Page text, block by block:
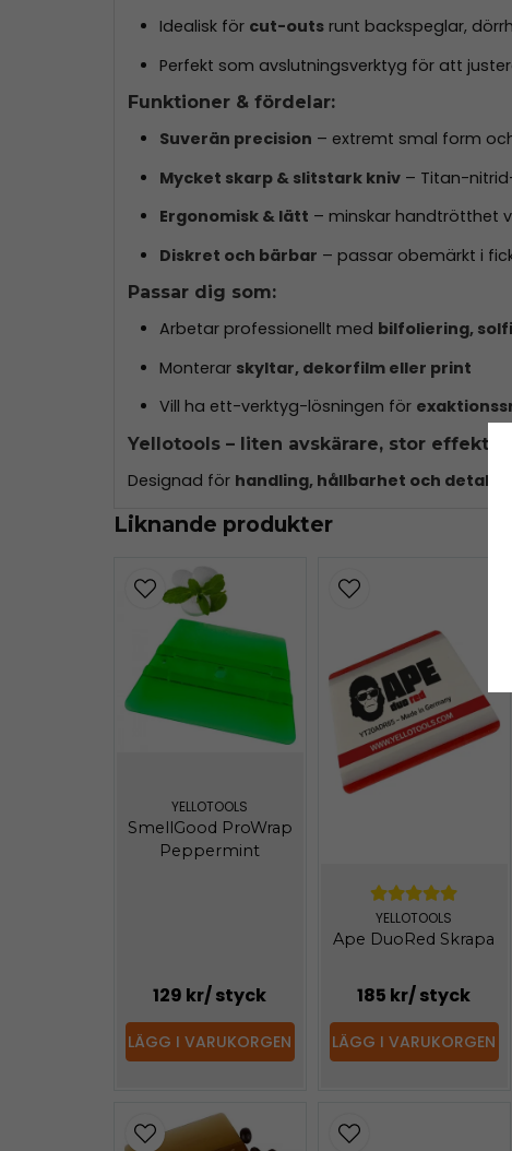
Idealisk för cut-outsrunt backspeglar,
Perfekt som avslutningsverktyg för att
Funktioner & fördelar:
Suverän precision – extremt smal form
Mycket skarp & slitstark kniv– Titan-
Ergonomisk & lätt – minskar handtrötthet
Diskret och bärbar – passar obemärkt i
Passar dig som:
Arbetar professionellt med bilfoliering,
Monterar skyltar, dekorfilm eller print
Vill ha ett-verktyg-lösningen för
Yellotools – liten avskärare, stor effekt
Designad för handling, hållbarhet och
Liknande produkter
YELLOTOOLS
SmellGood ProWrap
Peppermint
129 kr/ styck
LÄGG I VARUKORGEN
YELLOTOOLS
Ape DuoRed Skrapa
185 kr/ styck
LÄGG I VARUKORGEN